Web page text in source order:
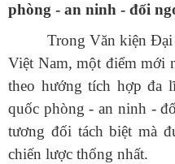
phòng - an ninh - đối
Trong Văn kiện
Việt Nam, một điểm mới
theo hướng tích hợp đa
quốc phòng - an ninh -
tương đối tách biệt mà
chiến lược thống nhất.